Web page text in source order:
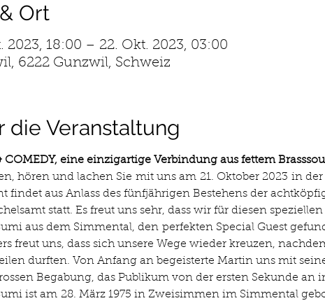
Ort
2023, 18:00 – 22. Okt. 2023, 03:00
6222 Gunzwil, Schweiz
die Veranstaltung
COMEDY, eine einzigartige Verbindung aus fettem
hören und lachen Sie mit uns am 21. Oktober 2023 in
findet aus Anlass des fünfjährigen Bestehens der
statt. Es freut uns sehr, dass wir für diesen
aus dem Simmental, den perfekten Special Guest
freut uns, dass sich unsere Wege wieder kreuzen,
durften. Von Anfang an begeisterte Martin uns mit
Begabung, das Publikum von der ersten Sekunde an
ist am 28. März 1975 in Zweisimmen im Simmental